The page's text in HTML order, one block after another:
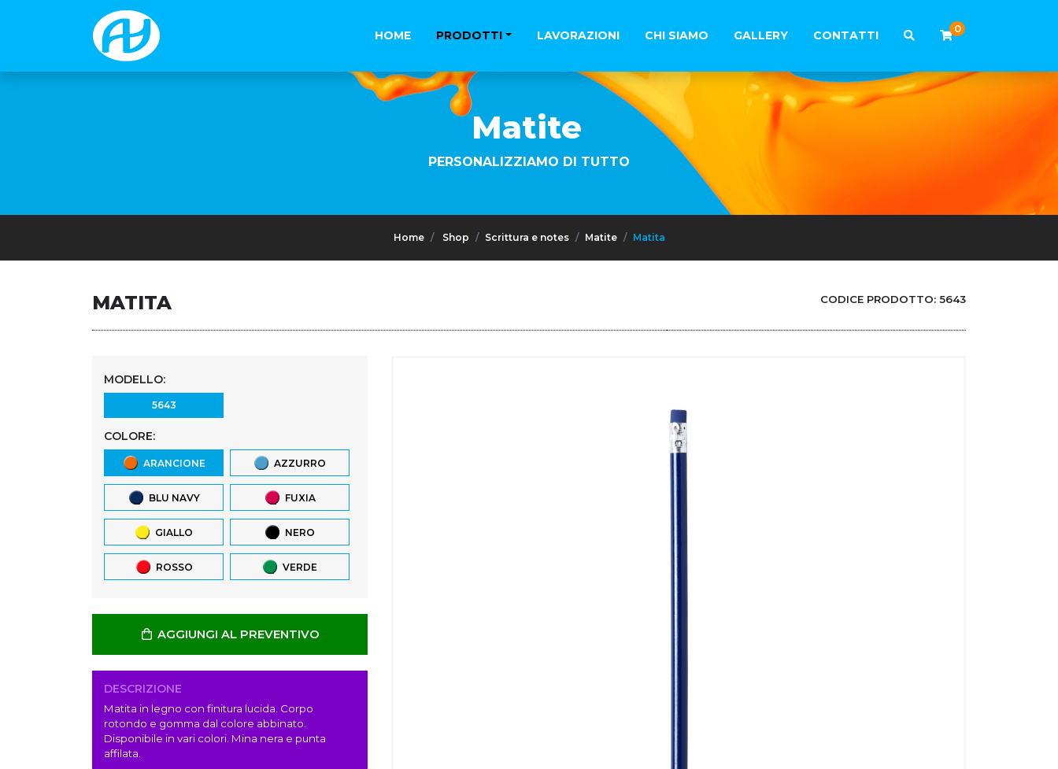
HOME PRODOTTI LAVORAZIONI CHI SIAMO GALLERY CONTATTI 0
Matite
PERSONALIZZIAMO DI TUTTO
Home Shop Scrittura e notes Matite Matita
MATITA CODICE PRODOTTO: 5643
MODELLO:
5643
COLORE:
ARANCIONE AZZURRO
BLU NAVY FUXIA
GIALLO NERO
ROSSO VERDE
AGGIUNGI AL PREVENTIVO
DESCRIZIONE
Matita in legno con finitura lucida. Corpo
rotondo e gomma dal colore abbinato.
Disponibile in vari colori. Mina nera e punta
affilata.